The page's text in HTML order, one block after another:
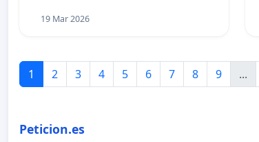
19 Mar 2026
1 2 3 4 5 6 7 8 9 ...
Peticion.es